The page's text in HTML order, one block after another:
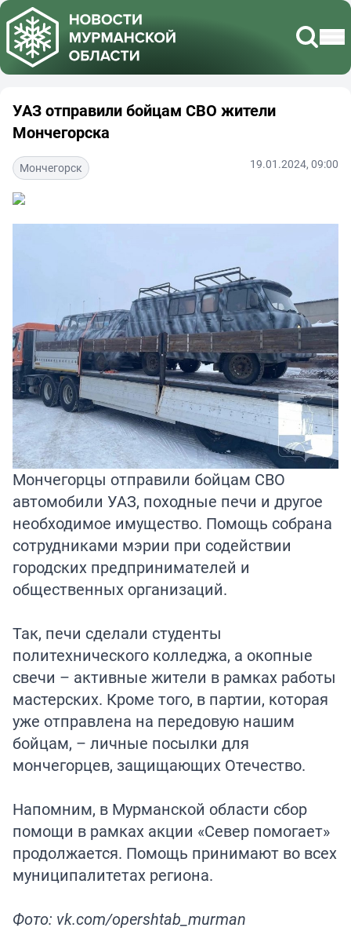
УАЗ отправили бойцам СВО жители
Мончегорска
Мончегорск 19.01.2024, 09:00
Мончегорцы отправили бойцам СВО
автомобили УАЗ, походные печи и другое
необходимое имущество. Помощь собрана
сотрудниками мэрии при содействии
городских предпринимателей и
общественных организаций.
Так, печи сделали студенты
политехнического колледжа, а окопные
свечи – активные жители в рамках работы
мастерских. Кроме того, в партии, которая
уже отправлена на передовую нашим
бойцам, – личные посылки для
мончегорцев, защищающих Отечество.
Напомним, в Мурманской области сбор
помощи в рамках акции «Север помогает»
продолжается. Помощь принимают во всех
муниципалитетах региона.
Фото: vk.com/opershtab_murman